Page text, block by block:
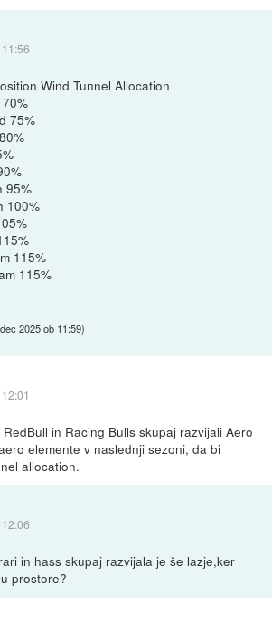
Wind Tunnel Allocation
75%
95%
100%
115%
115%
2025 ob 11:59)
in Racing Bulls skupaj razvijali Aero
elemente v naslednji sezoni, da bi
allocation.
in hass skupaj razvijala je še lazje,ker
prostore?